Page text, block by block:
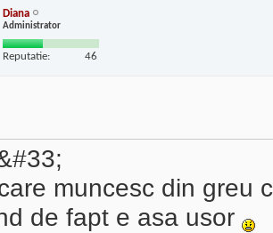
Diana
Administrator
Reputatie: 46
muncesc din greu
de fapt e asa usor